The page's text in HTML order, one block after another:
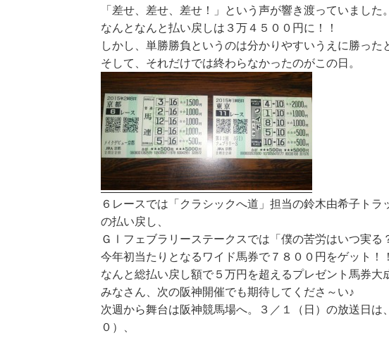
「差せ、差せ、差せ！」という声が響き渡っていました
なんとなんと払い戻しは３万４５００円に！！
しかし、単勝勝負というのは分かりやすいうえに勝った
そして、それだけでは終わらなかったのがこの日。
６レースでは「クラシックへ道」担当の鈴木由希子ト
の払い戻し、
ＧⅠフェブラリーステークスでは「僕の苦労はいつ実る
今年初当たりとなるワイド馬券で７８００円をゲット！！
なんと総払い戻し額で５万円を超えるプレゼント馬券大
みなさん、次の阪神開催でも期待してくださ～い♪
次週から舞台は阪神競馬場へ。３／１（日）の放送日は
０）、